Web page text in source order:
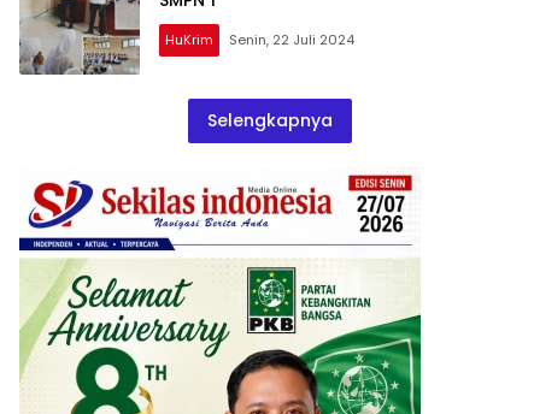
HuKrim Senin, 22 Juli 2024
Selengkapnya